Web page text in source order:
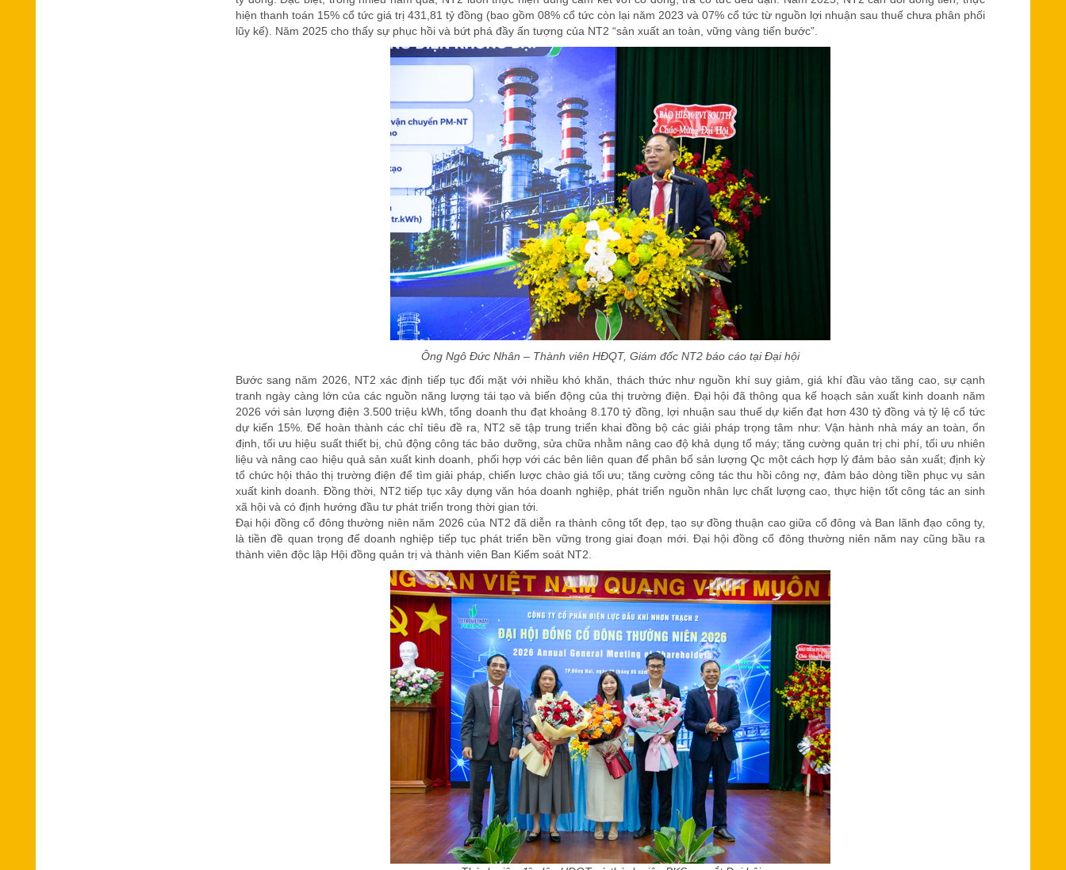
hiện thanh toán 15% cổ tức giá trị 431,81 tỷ đồng (bao gồm 08% cổ tức còn lại năm 2023 và 07% cổ tức từ nguồn lợi nhuận sau thuế chưa phân phối
lũy kế). Năm 2025 cho thấy sự phục hồi và bứt phá đầy ấn tượng của NT2 “sản xuất an toàn, vững vàng tiến bước”.
Ông Ngô Đức Nhân – Thành viên HĐQT, Giám đốc NT2 báo cáo tại Đại hội
Bước sang năm 2026, NT2 xác định tiếp tục đối mặt với nhiều khó khăn, thách thức như nguồn khí suy giảm, giá khí đầu vào tăng cao, sự cạnh
tranh ngày càng lớn của các nguồn năng lượng tái tạo và biến động của thị trường điện. Đại hội đã thông qua kế hoạch sản xuất kinh doanh năm
2026 với sản lượng điện 3.500 triệu kWh, tổng doanh thu đạt khoảng 8.170 tỷ đồng, lợi nhuận sau thuế dự kiến đạt hơn 430 tỷ đồng và tỷ lệ cổ tức
dự kiến 15%. Để hoàn thành các chỉ tiêu đề ra, NT2 sẽ tập trung triển khai đồng bộ các giải pháp trọng tâm như: Vận hành nhà máy an toàn, ổn
định, tối ưu hiệu suất thiết bị, chủ động công tác bảo dưỡng, sửa chữa nhằm nâng cao độ khả dụng tổ máy; tăng cường quản trị chi phí, tối ưu nhiên
liệu và nâng cao hiệu quả sản xuất kinh doanh, phối hợp với các bên liên quan để phân bổ sản lượng Qc một cách hợp lý đảm bảo sản xuất; định kỳ
tổ chức hội thảo thị trường điện để tìm giải pháp, chiến lược chào giá tối ưu; tăng cường công tác thu hồi công nợ, đảm bảo dòng tiền phục vụ sản
xuất kinh doanh. Đồng thời, NT2 tiếp tục xây dựng văn hóa doanh nghiệp, phát triển nguồn nhân lực chất lượng cao, thực hiện tốt công tác an sinh
xã hội và có định hướng đầu tư phát triển trong thời gian tới.
Đại hội đồng cổ đông thường niên năm 2026 của NT2 đã diễn ra thành công tốt đẹp, tạo sự đồng thuận cao giữa cổ đông và Ban lãnh đạo công ty,
là tiền đề quan trọng để doanh nghiệp tiếp tục phát triển bền vững trong giai đoạn mới. Đại hội đồng cổ đông thường niên năm nay cũng bầu ra
thành viên độc lập Hội đồng quản trị và thành viên Ban Kiểm soát NT2.